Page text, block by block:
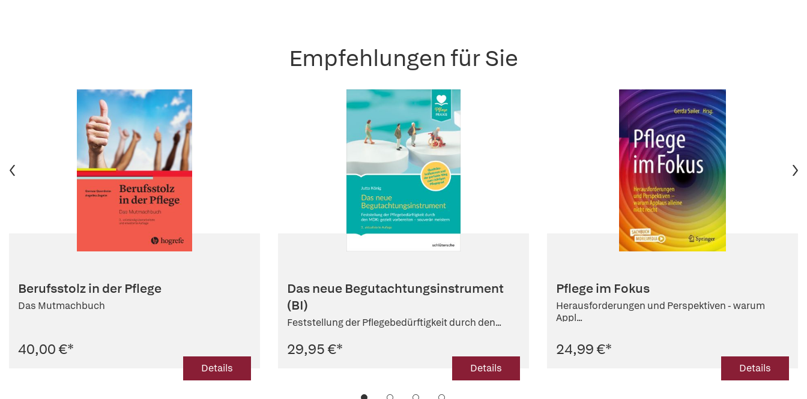
Empfehlungen für Sie
Berufsstolz in der Pflege
Das Mutmachbuch
40,00 €*
Details
Das neue Begutachtungsinstrument
(BI)
Feststellung der Pflegebedürftigkeit durch den...
29,95 €*
Details
Pflege im Fokus
Herausforderungen und Perspektiven - warum
Appl...
24,99 €*
Details